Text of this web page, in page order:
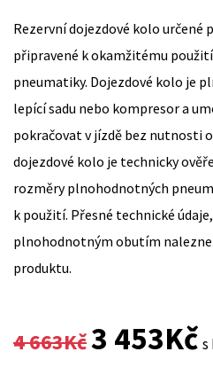
Rezervní dojezdové kolo
připravené k okamžitému
pneumatiky. Dojezdové kolo je
lepící sadu nebo kompresor a
pokračovat v jízdě bez nutnosti
dojezdové kolo je technicky
rozměry plnohodnotných
k použití. Přesné technické
plnohodnotným obutím
produktu.
4 663Kč
Original
3 453Kč s